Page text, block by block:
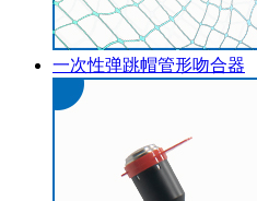
一次性弹跳帽管形吻合器